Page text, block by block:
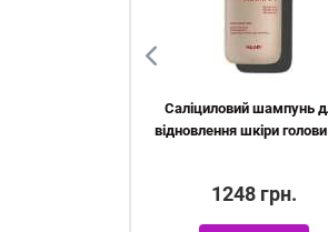
Саліциловий шампунь
відновлення шкіри
1248 грн.